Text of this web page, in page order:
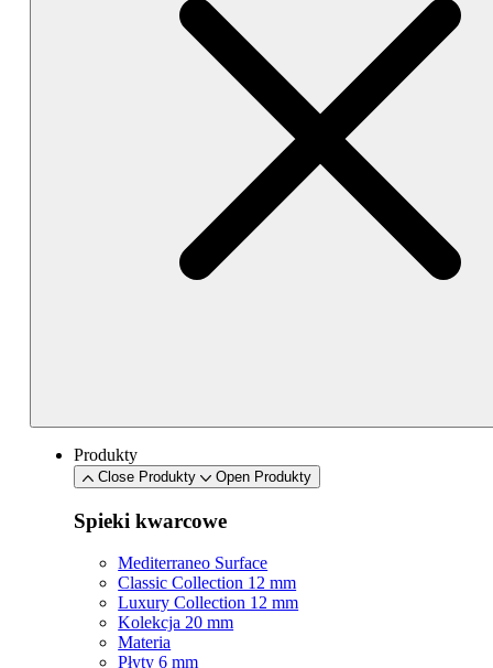
Produkty
Close Produkty Open Produkty
Spieki kwarcowe
Mediterraneo Surface
Classic Collection 12 mm
Luxury Collection 12 mm
Kolekcja 20 mm
Materia
Płyty 6 mm